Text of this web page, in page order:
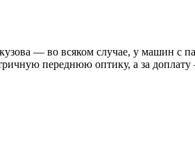
— во всяком случае, у машин с
переднюю оптику, а за